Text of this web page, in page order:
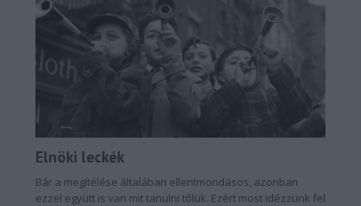
Elnöki leckék
Bár a megítélése általában ellentmondásos, azonban
ezzel együtt is van mit tanulni tőlük. Ezért most idézzünk fel